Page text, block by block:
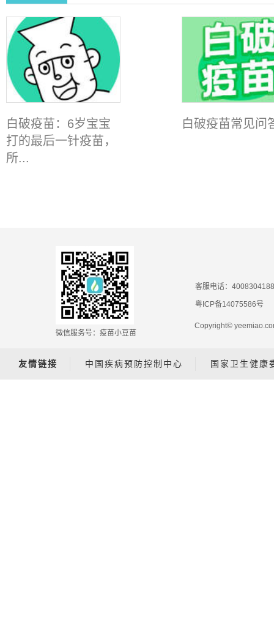
白破疫苗：6岁宝宝
打的最后一针疫苗，
所...
白破疫苗常见问
微信服务号：疫苗小豆苗
客服电话：4008304188
粤ICP备14075586号
Copyright©
友情链接 中国疾病预防控制中心 国家卫生健康